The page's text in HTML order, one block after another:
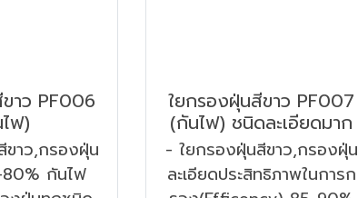
าว PF006
ฟ)
าว,กรองฝุ่น
80% กันไฟ
ใยกรองฝุ่นสีขาว PF007
(กันไฟ) ชนิดละเอียดมาก
- ใยกรองฝุ่นสีขาว,กรองฝุ่น
ละเอียดประสิทธิภาพในการก